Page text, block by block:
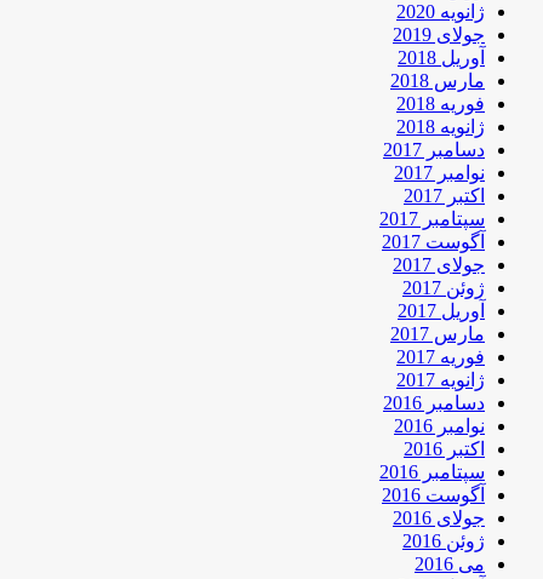
ژانویه 2020
جولای 2019
آوریل 2018
مارس 2018
فوریه 2018
ژانویه 2018
دسامبر 2017
نوامبر 2017
اکتبر 2017
سپتامبر 2017
آگوست 2017
جولای 2017
ژوئن 2017
آوریل 2017
مارس 2017
فوریه 2017
ژانویه 2017
دسامبر 2016
نوامبر 2016
اکتبر 2016
سپتامبر 2016
آگوست 2016
جولای 2016
ژوئن 2016
می 2016